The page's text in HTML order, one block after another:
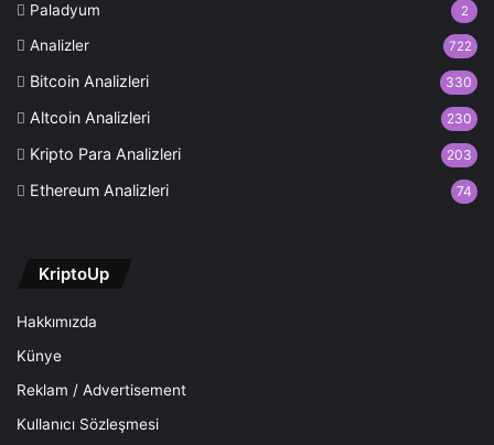
Paladyum 2
Analizler 722
Bitcoin Analizleri 330
Altcoin Analizleri 230
Kripto Para Analizleri 203
Ethereum Analizleri 74
KriptoUp
Hakkımızda
Künye
Reklam / Advertisement
Kullanıcı Sözleşmesi